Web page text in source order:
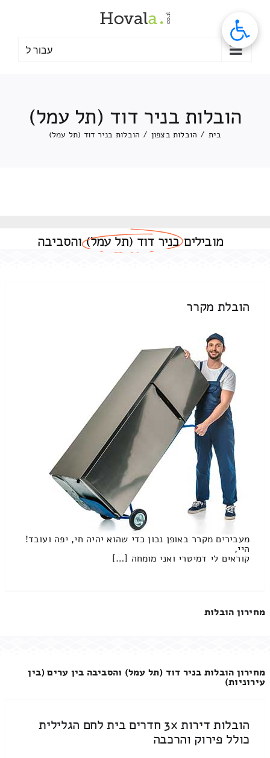
עבור ל
הובלות בניר דוד (תל עמל)
בית / הובלות בצפון / הובלות בניר דוד (תל עמל)
מוביליםבניר דוד (תל עמל) והסביבה
הובלת מקרר
מעבירים מקרר באופן נכון כדי שהוא יהיה חי, יפה ועובד!
היי,
קוראים לי דמיטרי ואני מומחה […]
מחירון הובלות
מחירון הובלות בניר דוד (תל עמל) והסביבה בין ערים (בין
עירוניות)
הובלות דירות 3x חדרים בית לחם הגלילית
כולל פירוק והרכבה